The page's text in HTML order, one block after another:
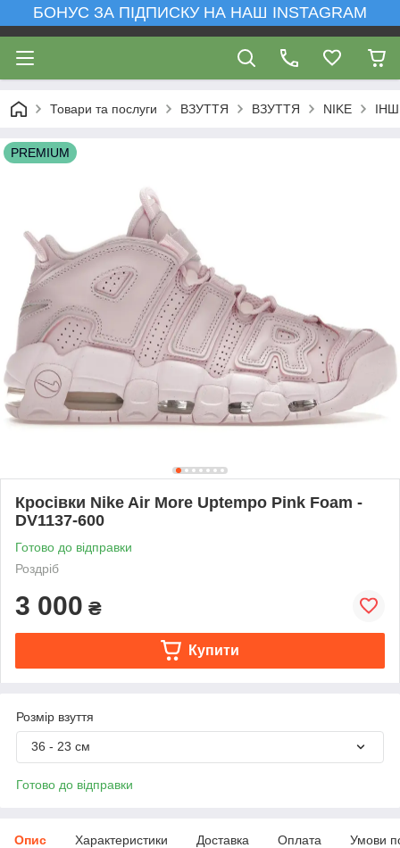
БОНУС ЗА ПІДПИСКУ НА НАШ INSTAGRAM
Товари та послуги ВЗУТТЯ ВЗУТТЯ NIKE
PREMIUM
Кросівки Nike Air More Uptempo Pink Foam -
DV1137-600
Готово до відправки
Роздріб
3 000 ₴
Купити
Розмір взуття
36 - 23 см
Готово до відправки
Опис Характеристики Доставка Оплата Умови